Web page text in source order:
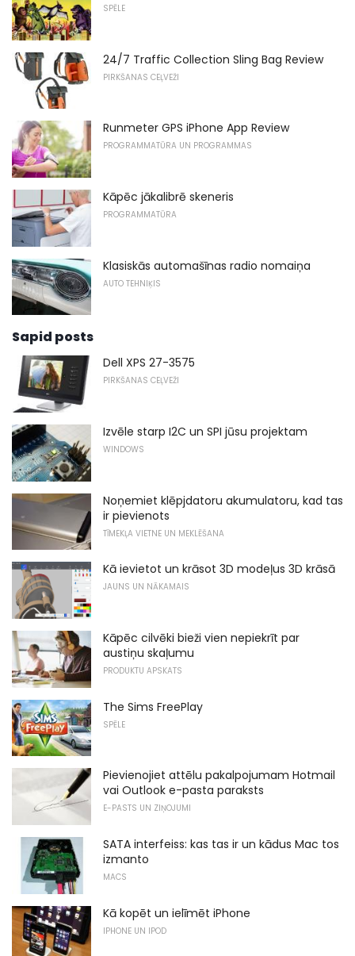
SPĒLE
24/7 Traffic Collection Sling Bag Review
PIRKŠANAS CEĻVEŽI
Runmeter GPS iPhone App Review
PROGRAMMATŪRA UN PROGRAMMAS
Kāpēc jākalibrē skeneris
PROGRAMMATŪRA
Klasiskās automašīnas radio nomaiņa
AUTO TEHNIĶIS
Sapid posts
Dell XPS 27-3575
PIRKŠANAS CEĻVEŽI
Izvēle starp I2C un SPI jūsu projektam
WINDOWS
Noņemiet klēpjdatoru akumulatoru, kad tas
ir pievienots
TĪMEKĻA VIETNE UN MEKLĒŠANA
Kā ievietot un krāsot 3D modeļus 3D krāsā
JAUNS UN NĀKAMAIS
Kāpēc cilvēki bieži vien nepiekrīt par
austiņu skaļumu
PRODUKTU APSKATS
The Sims FreePlay
SPĒLE
Pievienojiet attēlu pakalpojumam Hotmail
vai Outlook e-pasta paraksts
E-PASTS UN ZIŅOJUMI
SATA interfeiss: kas tas ir un kādus Mac tos
izmanto
MACS
Kā kopēt un ielīmēt iPhone
IPHONE UN IPOD